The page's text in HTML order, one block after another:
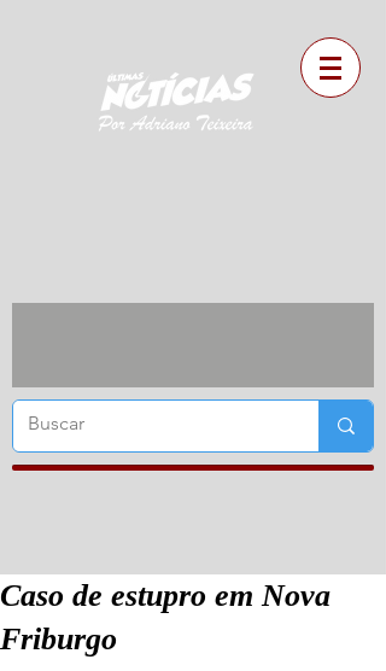
Caso de estupro em Nova
Friburgo